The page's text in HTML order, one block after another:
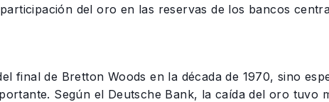
del oro en las reservas de los bancos
final de Bretton Woods en la década de 1970, sino
Según el Deutsche Bank, la caída del oro tuvo